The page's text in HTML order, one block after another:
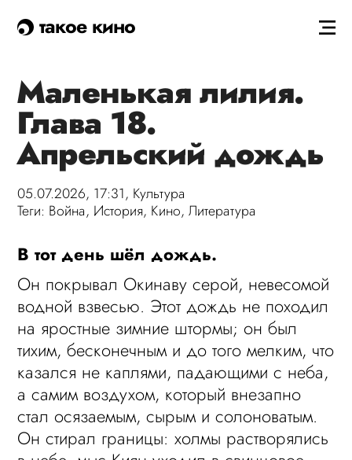
такое кино
Маленькая лилия.
Глава 18.
Апрельский дождь
05.07.2026, 17:31, Культура
Теги: Война, История, Кино,Литература
В тот день шёл дождь.
Он покрывал Окинаву серой, невесомой
водной взвесью. Этот дождь не походил
на яростные зимние штормы; он был
тихим, бесконечным и до того мелким, что
казался не каплями, падающими с неба,
а самим воздухом, который внезапно
стал осязаемым, сырым и солоноватым.
Он стирал границы: холмы растворялись